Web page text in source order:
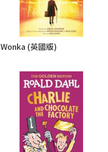
Wonka (英國版)